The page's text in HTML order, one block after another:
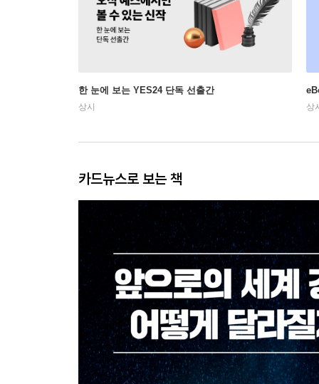
한 눈에 보는 YES24 단독 선출간
상시 상
카드뉴스로 보는 책